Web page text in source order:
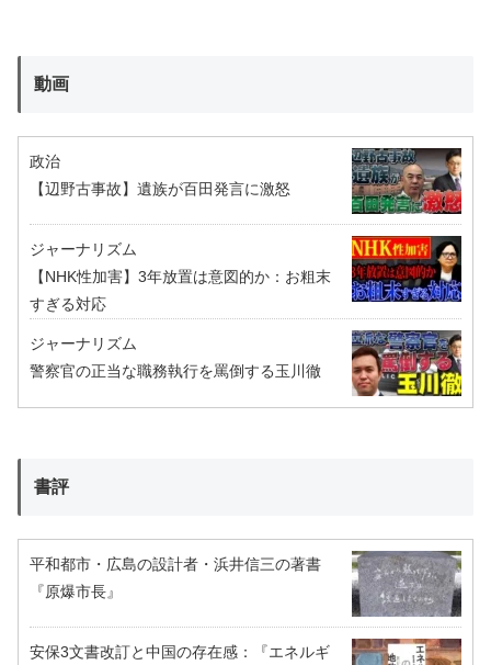
動画
政治
【辺野古事故】遺族が百田発言に激怒
ジャーナリズム
【NHK性加害】3年放置は意図的か：お粗末
すぎる対応
ジャーナリズム
警察官の正当な職務執行を罵倒する玉川徹
書評
平和都市・広島の設計者・浜井信三の著書
『原爆市長』
安保3文書改訂と中国の存在感：『エネルギ